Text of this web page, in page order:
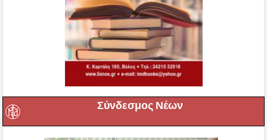
Σύνδεσμος Νέων